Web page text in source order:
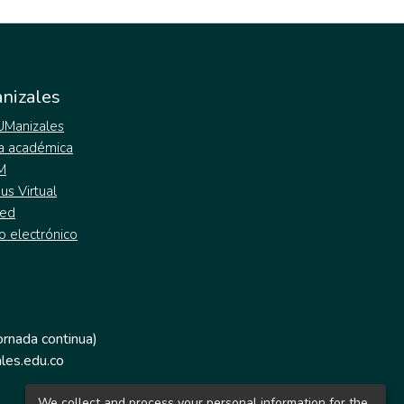
académica
Virtual
electrónico
continua)